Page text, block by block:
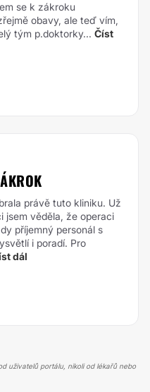
se k zákroku
obavy, ale teď vím,
tým p.doktorky... Číst
právě tuto kliniku. Už
jsem věděla, že operaci
příjemný personál s
i poradí. Pro
dál
uživatelů portálu, nikoli od lékařů nebo